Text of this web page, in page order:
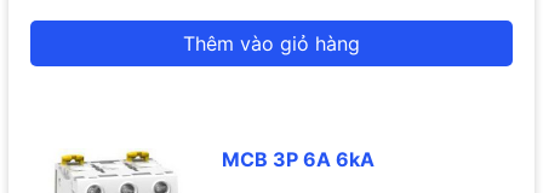
Thêm vào giỏ hàng
MCB 3P 6A 6kA